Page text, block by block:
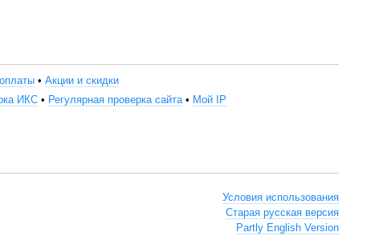
• Акции и скидки
ИКС• Регулярная проверка сайта• Мой IP
Условия использования
Старая русская версия
Partly English Version